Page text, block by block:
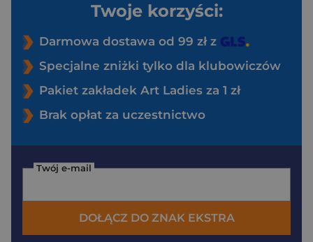
Twoje korzyści:
Darmowa dostawa od 99 zł z
Specjalne zniżki tylko dla klubowiczów
Pakiet zakładek Art Ladies za 1 zł
Brak opłat za uczestnictwo
Twój e-mail
DOŁĄCZ DO ZNAK EKSTRA